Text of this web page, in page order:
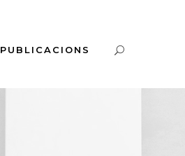
PUBLICACIONS